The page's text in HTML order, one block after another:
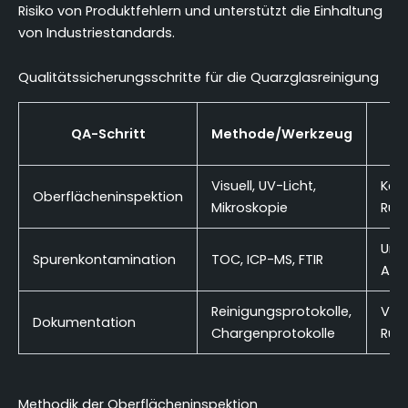
Risiko von Produktfehlern und unterstützt die Einhaltung
von Industriestandards.
Qualitätssicherungsschritte für die Quarzglasreinigung
QA-Schritt Methode/Werkzeug
Oberflächeninspektion
Visuell, UV-Licht,
Mikroskopie
Spurenkontamination TOC, ICP-MS, FTIR
Dokumentation
Reinigungsprotokolle,
Chargenprotokolle